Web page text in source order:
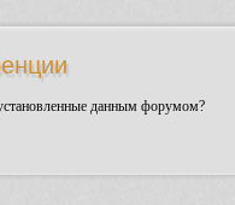
данным форумом?